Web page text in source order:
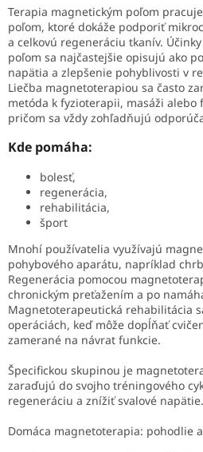
Terapia magnetickým poľom
poľom, ktoré dokáže podporiť
a celkovú regeneráciu tkanív.
poľom sa najčastejšie opisujú ako
napätia a zlepšenie pohyblivosti v
Liečba magnetoterapiou sa často
metóda k fyzioterapii, masáži alebo
pričom sa vždy zohľadňujú
Kde pomáha:
bolesť,
regenerácia,
rehabilitácia,
šport
Mnohí používatelia využívajú
pohybového aparátu, napríklad
Regenerácia pomocou
chronickým preťažením a po
Magnetoterapeutická rehabilitácia
operáciách, keď môže dopĺňať
zamerané na návrat funkcie.
Špecifickou skupinou je
zaraďujú do svojho tréningového
regeneráciu a znížiť svalové napätie.
Domáca magnetoterapia: pohodlie